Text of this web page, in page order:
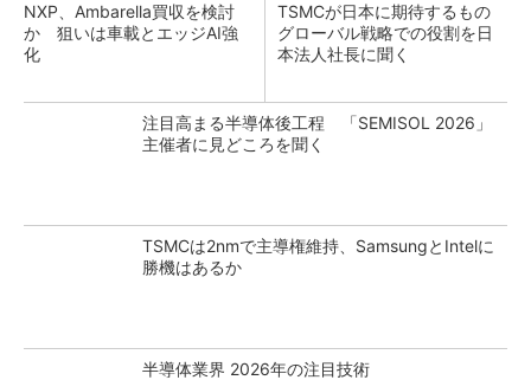
NXP、Ambarella買収を検討
か 狙いは車載とエッジAI強
化
TSMCが日本に期待するもの
グローバル戦略での役割を日
本法人社長に聞く
注目高まる半導体後工程 「SEMISOL 2026」
主催者に見どころを聞く
TSMCは2nmで主導権維持、SamsungとIntelに
勝機はあるか
半導体業界 2026年の注目技術